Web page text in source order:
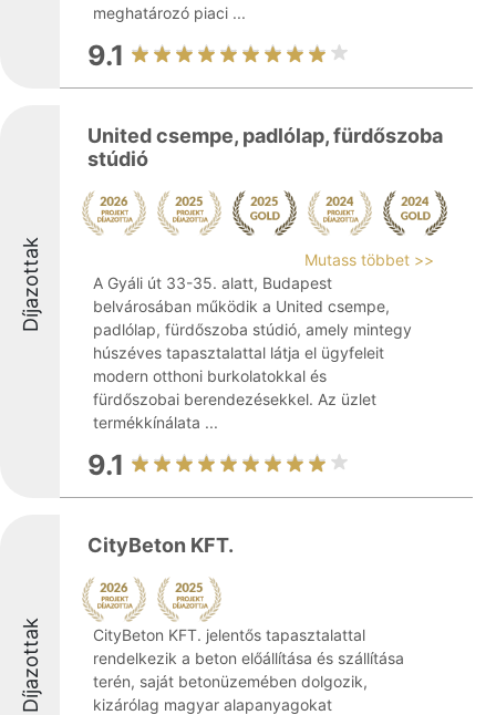
meghatározó piaci ...
9.1
Díjazottak
United csempe, padlólap, fürdőszoba
stúdió
Mutass többet >>
A Gyáli út 33-35. alatt, Budapest
belvárosában működik a United csempe,
padlólap, fürdőszoba stúdió, amely mintegy
húszéves tapasztalattal látja el ügyfeleit
modern otthoni burkolatokkal és
fürdőszobai berendezésekkel. Az üzlet
termékkínálata ...
9.1
Díjazottak
CityBeton KFT.
CityBeton KFT. jelentős tapasztalattal
rendelkezik a beton előállítása és szállítása
terén, saját betonüzemében dolgozik,
kizárólag magyar alapanyagokat